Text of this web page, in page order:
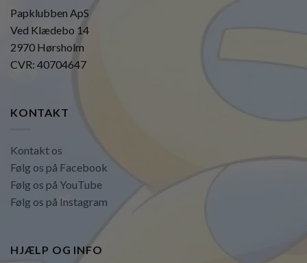
Papklubben ApS
Ved Klædebo 14
2970 Hørsholm
CVR: 40704647
KONTAKT
Kontakt os
Følg os på Facebook
Følg os på YouTube
Følg os på Instagram
HJÆLP OG INFO